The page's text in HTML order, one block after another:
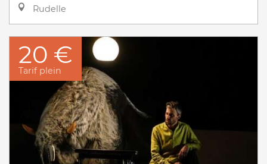
Rudelle
20 €
Tarif plein